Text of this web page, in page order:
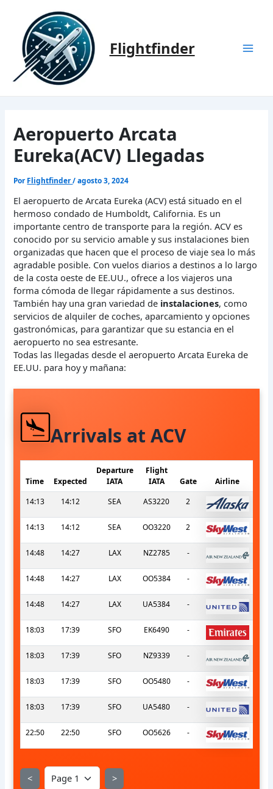
contenido
Flightfinder
Aeropuerto Arcata
Eureka(ACV) Llegadas
Por Flightfinder/agosto 3, 2024
El aeropuerto de Arcata Eureka (ACV) está situado en el
hermoso condado de Humboldt, California. Es un
importante centro de transporte para la región. ACV es
conocido por su servicio amable y sus instalaciones bien
organizadas que hacen que el proceso de viaje sea lo más
agradable posible. Con vuelos diarios a destinos a lo largo
de la costa oeste de EE.UU., ofrece a los viajeros una
forma cómoda de llegar rápidamente a sus destinos.
También hay una gran variedad de instalaciones, como
servicios de alquiler de coches, aparcamiento y opciones
gastronómicas, para garantizar que su estancia en el
aeropuerto no sea estresante.
Todas las llegadas desde el aeropuerto Arcata Eureka de
EE.UU. para hoy y mañana:
Arrivals at ACV
Time Expected
Departure
IATA
Flight
IATA
Gate
Airline
14:13
14:12 SEA AS3220 2
14:13 14:12 SEA OO3220 2
14:48 14:27 LAX NZ2785 -
14:48 14:27 LAX OO5384 -
14:48 14:27 LAX UA5384 -
18:03 17:39 SFO EK6490 -
18:03 17:39 SFO NZ9339 -
18:03 17:39 SFO OO5480 -
18:03 17:39 SFO UA5480 -
22:50 22:50 SFO OO5626 -
< >